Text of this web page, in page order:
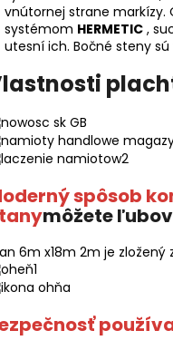
vnútornej strane markízy.
systémom HERMETIC ,
utesní ich. Bočné steny
spôsob
môžete
6m x18m 2m je zložený